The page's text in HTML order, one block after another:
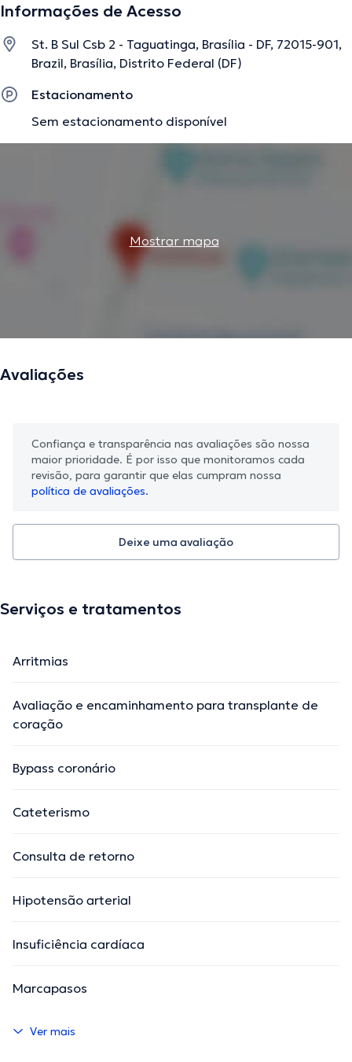
Informações de Acesso
St. B Sul Csb 2 - Taguatinga, Brasília - DF, 72015-901,
Brazil, Brasília, Distrito Federal (DF)
Estacionamento
Sem estacionamento disponível
Mostrar mapa
Avaliações
Confiança e transparência nas avaliações são nossa
maior prioridade. É por isso que monitoramos cada
revisão, para garantir que elas cumpram nossa
política de avaliações.
Deixe uma avaliação
Serviços e tratamentos
Arritmias
Avaliação e encaminhamento para transplante de
coração
Bypass coronário
Cateterismo
Consulta de retorno
Hipotensão arterial
Insuficiência cardíaca
Marcapasos
Ver mais